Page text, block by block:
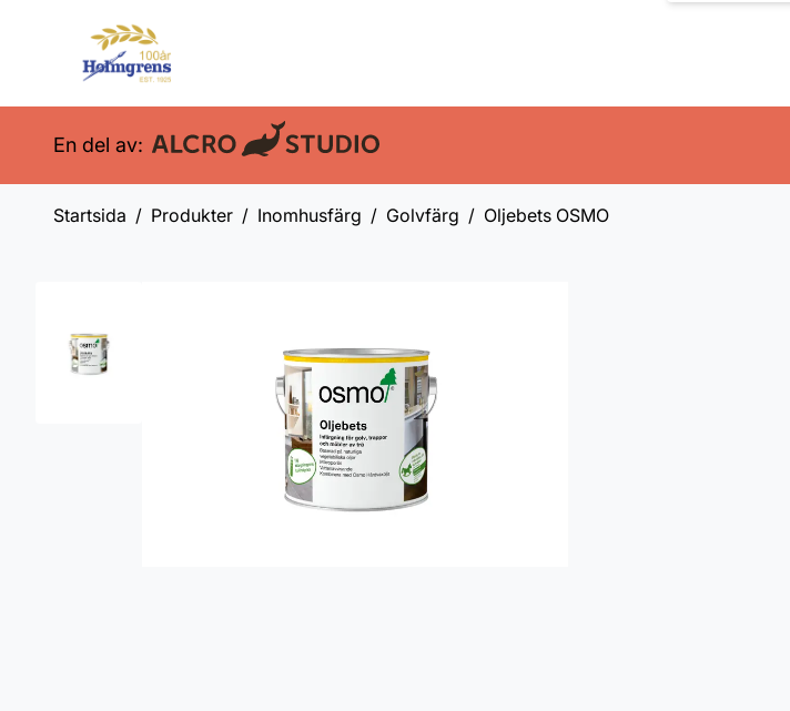
En del av:
Startsida Produkter Inomhusfärg Golvfärg Oljebets OSMO